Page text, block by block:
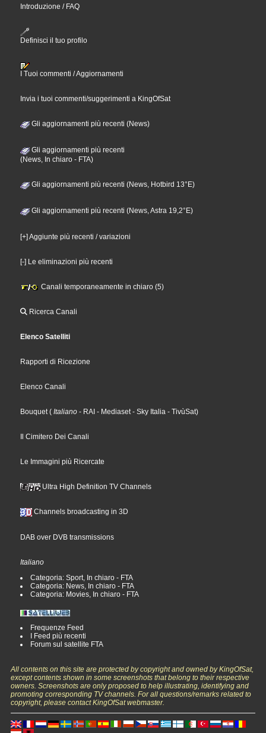
Introduzione / FAQ
Definisci il tuo profilo
I Tuoi commenti / Aggiornamenti
Invia i tuoi commenti/suggerimenti a KingOfSat
Gli aggiornamenti più recenti (News)
Gli aggiornamenti più recenti
(News, In chiaro - FTA)
Gli aggiornamenti più recenti (News, Hotbird 13°E)
Gli aggiornamenti più recenti (News, Astra 19,2°E)
[+] Aggiunte più recenti / variazioni
[-] Le eliminazioni più recenti
Canali temporaneamente in chiaro (5)
Ricerca Canali
Elenco Satelliti
Rapporti di Ricezione
Elenco Canali
Bouquet( Italiano - RAI - Mediaset- Sky Italia - TivùSat)
Il Cimitero Dei Canali
Le Immagini più Ricercate
Ultra High Definition TV Channels
Channels broadcasting in 3D
DAB over DVB transmissions
Italiano
Categoria: Sport, In chiaro - FTA
Categoria: News, In chiaro - FTA
Categoria: Movies, In chiaro - FTA
Frequenze Feed
I Feed più recenti
Forum sul satellite FTA
All contents on this site are protected by copyright and owned by KingOfSat,
except contents shown in some screenshots that belong to their respective
owners. Screenshots are only proposed to help illustrating, identifying and
promoting corresponding TV channels. For all questions/remarks related to
copyright, please contact KingOfSat webmaster.